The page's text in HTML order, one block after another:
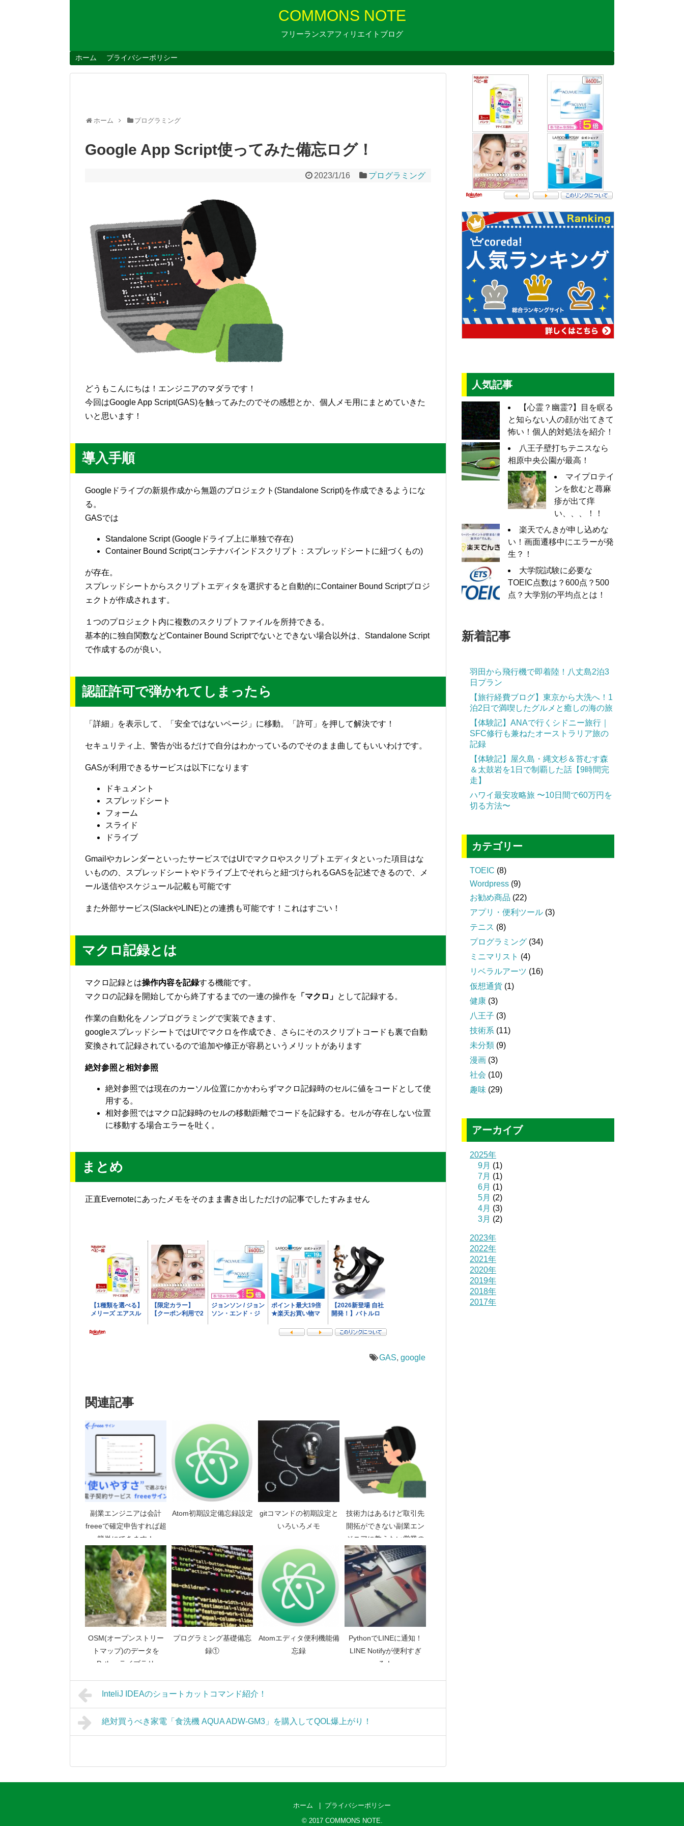
COMMONS NOTE
フリーランスアフィリエイトブログ
ホーム プライバシーポリシー
ホーム プログラミング
Google App Script使ってみた備忘ログ！
2023/1/16 プログラミング
どうもこんにちは！エンジニアのマダラです！
今回はGoogle App Script(GAS)を触ってみたのでその感想とか、個人メモ用にまとめていきた
いと思います！
導入手順
Googleドライブの新規作成から無題のプロジェクト(Standalone Script)を作成できるようにな
る。
GASでは
Standalone Script (Googleドライブ上に単独で存在)
Container Bound Script(コンテナバインドスクリプト：スプレッドシートに紐づくもの)
が存在。
スプレッドシートからスクリプトエディタを選択すると自動的にContainer Bound Scriptプロジ
ェクトが作成されます。
１つのプロジェクト内に複数のスクリプトファイルを所持できる。
基本的に独自関数などContainer Bound Scriptでないとできない場合以外は、Standalone Script
で作成するのが良い。
認証許可で弾かれてしまったら
「詳細」を表示して、「安全ではないページ」に移動。「許可」を押して解決です！
セキュリティ上、警告が出るだけで自分はわかっているのでそのまま曲してもいいわけです。
GASが利用できるサービスは以下になります
ドキュメント
スプレッドシート
フォーム
スライド
ドライブ
GmailやカレンダーといったサービスではUIでマクロやスクリプトエディタといった項目はな
いものの、スプレッドシートやドライブ上でそれらと紐づけられるGASを記述できるので、メ
ール送信やスケジュール記載も可能です
また外部サービス(SlackやLINE)との連携も可能です！これはすごい！
マクロ記録とは
マクロ記録とは操作内容を記録する機能です。
マクロの記録を開始してから終了するまでの一連の操作を 「マクロ」 として記録する。
作業の自動化をノンプログラミングで実装できます、
googleスプレッドシートではUIでマクロを作成でき、さらにそのスクリプトコードも裏で自動
変換されて記録されているので追加や修正が容易というメリットがあります
絶対参照と相対参照
絶対参照では現在のカーソル位置にかかわらずマクロ記録時のセルに値をコードとして使
用する。
相対参照ではマクロ記録時のセルの移動距離でコードを記録する。セルが存在しない位置
に移動する場合エラーを吐く。
まとめ
正直Evernoteにあったメモをそのまま書き出しただけの記事でしたすみません
GAS, google
関連記事
副業エンジニアは会計
freeeで確定申告すれば超
簡単にできます！
Atom初期設定備忘録設定
gitコマンドの初期設定と
いろいろメモ
技術力はあるけど取引先
開拓ができない副業エン
ジニアに教えたい営業の
コツ
OSM(オープンストリー
トマップ)のデータを
Pythonライブラリ
プログラミング基礎備忘
録①
Atomエディタ便利機能備
忘録
PythonでLINEに通知！
LINE Notifyが便利すぎ
る！
InteliJ IDEAのショートカットコマンド紹介！
絶対買うべき家電「食洗機 AQUA ADW-GM3」を購入してQOL爆上がり！
人気記事
【心霊？幽霊?】目を瞑る
と知らない人の顔が出てきて
怖い！個人的対処法を紹介！
八王子壁打ちテニスなら
相原中央公園が最高！
マイプロテイ
ンを飲むと蕁麻
疹が出て痒
い、、、！！
楽天でんきが申し込めな
い！画面遷移中にエラーが発
生？！
大学院試験に必要な
TOEIC点数は？600点？500
点？大学別の平均点とは！
新着記事
羽田から飛行機で即着陸！八丈島2泊3
日プラン
【旅行経費ブログ】東京から大洗へ！1
泊2日で満喫したグルメと癒しの海の旅
【体験記】ANAで行くシドニー旅行｜
SFC修行も兼ねたオーストラリア旅の
記録
【体験記】屋久島・縄文杉＆苔むす森
＆太鼓岩を1日で制覇した話【9時間完
走】
ハワイ最安攻略旅 〜10日間で60万円を
切る方法〜
カテゴリー
TOEIC (8)
Wordpress (9)
お勧め商品 (22)
アプリ・便利ツール (3)
テニス (8)
プログラミング (34)
ミニマリスト (4)
リベラルアーツ (16)
仮想通貨 (1)
健康 (3)
八王子 (3)
技術系 (11)
未分類 (9)
漫画 (3)
社会 (10)
趣味 (29)
アーカイブ
2025年
9月 (1)
7月 (1)
6月 (1)
5月 (2)
4月 (3)
3月 (2)
2023年
2022年
2021年
2020年
2019年
2018年
2017年
ホーム
プライバシーポリシー
© 2017 COMMONS NOTE